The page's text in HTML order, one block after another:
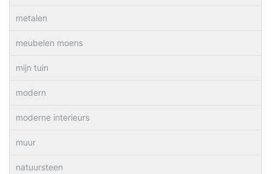
metalen
meubelen moens
mijn tuin
modern
moderne interieurs
muur
natuursteen